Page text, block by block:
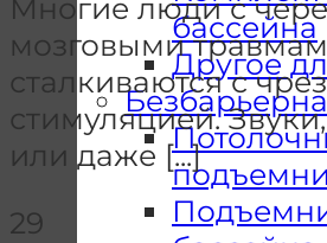
бассейна
Другое
Многие люди с
мозговыми
сталкиваются с
стимуляцией.
или даже [...]
29